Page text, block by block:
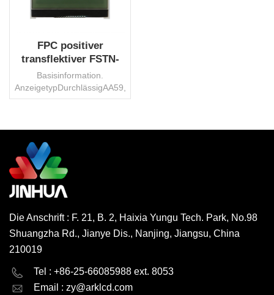
FPC positiver
transflektiver FSTN-
Punktmatrix-LCD-
Bildschirm in China
Hersteller
Basisinformation.
AnzeigetypDurchlässigAA59,14
x 59,14
HSFSchnittstelleSPISteuerungs-
ICST7571TransportpaketKarton/
Code8531200000Produktionskapazität3000000
Stück/MonatMOQ1000
Stück, verhandelbar
WEITERLESEN
Die Anschrift : F. 21, B. 2, Haixia Yungu Tech. Park, No.98
Shuangzha Rd., Jianye Dis., Nanjing, Jiangsu, China
210019
Tel : +86-25-66085988 ext. 8053
Email : zy@arklcd.com
English Deutsch
русский español